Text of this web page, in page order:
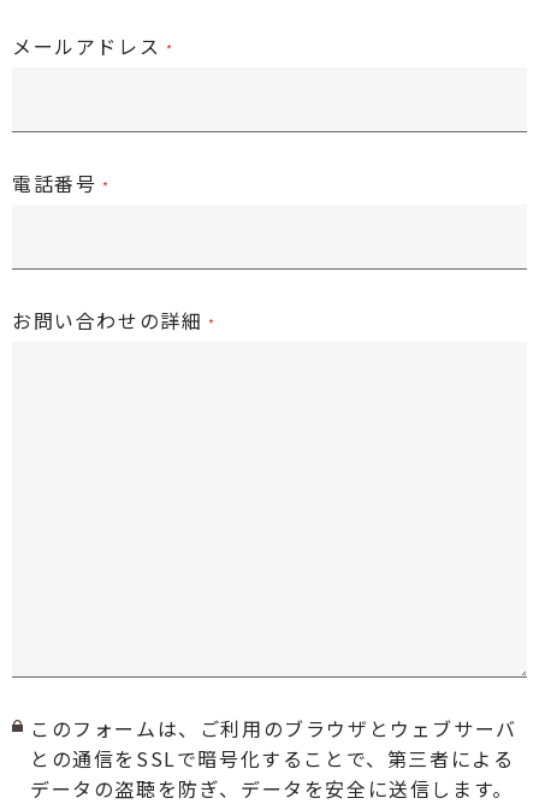
メールアドレス
電話番号
お問い合わせの詳細
このフォームは、ご利用のブラウザとウェブサーバ
との通信をSSLで暗号化することで、第三者による
データの盗聴を防ぎ、データを安全に送信します。